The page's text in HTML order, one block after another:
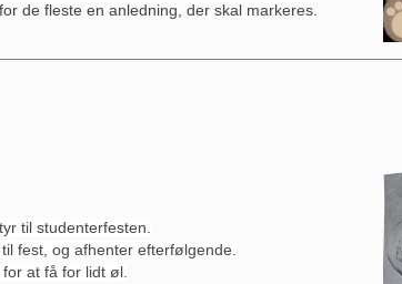
de fleste en anledning, der skal markeres.
til studenterfesten.
fest, og afhenter efterfølgende.
at få for lidt øl.